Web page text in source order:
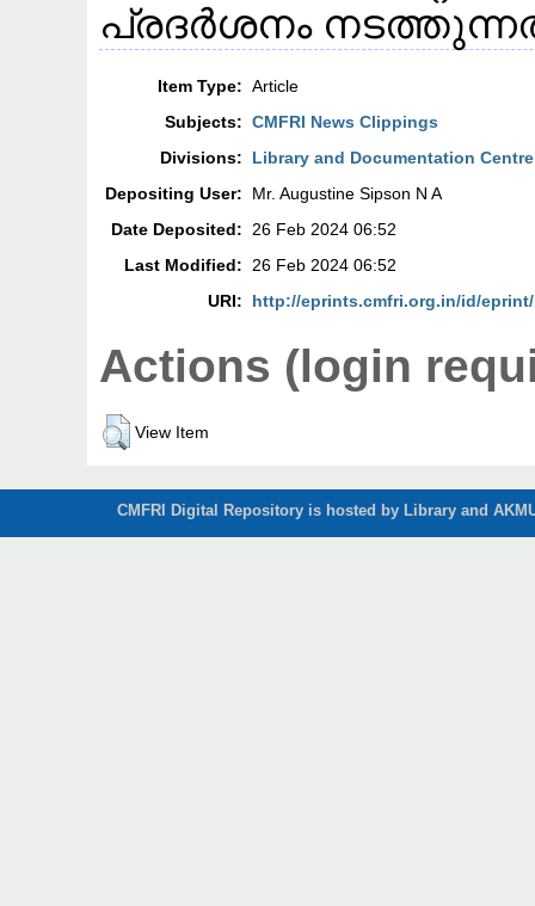
പ്രദർശനം
Item Type: Article
Subjects: CMFRI News Clippings
Divisions:
Library and Documentation Centre
Depositing User:
Mr. Augustine Sipson N A
Date Deposited: 26 Feb 2024 06:52
Last Modified: 26 Feb 2024 06:52
URI:
http://eprints.cmfri.org.in/id/eprint/
Actions (login
View Item
CMFRI Digital Repository is hosted by Library and